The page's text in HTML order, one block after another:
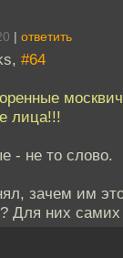
| ответить
#64
лица!!!
- не то слово.
зачем им
Для них